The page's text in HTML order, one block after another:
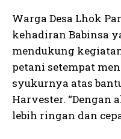
Warga Desa Lhok
kehadiran Babinsa
mendukung
petani setempat
syukurnya atas
Harvester. “Dengan
lebih ringan dan